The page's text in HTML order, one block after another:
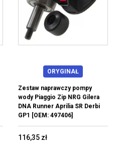
ORYGINAŁ
Zestaw naprawczy pompy
wody Piaggio Zip NRG Gilera
DNA Runner Aprilia SR Derbi
GP1 [OEM: 497406]
116,35 zł